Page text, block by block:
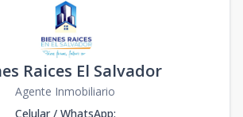
Raices El Salvador
Agente Inmobiliario
Celular / WhatsApp: